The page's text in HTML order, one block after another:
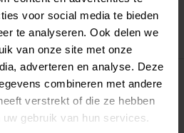
voor social media te bieden
te analyseren. Ook delen we
van onze site met onze
adverteren en analyse. Deze
combineren met andere
verstrekt of die ze hebben
gebruik van hun services.
-
en portemonnee met extra veel
CaseMe. De ruime portemonnee heeft
met ritssluiting en meerdere